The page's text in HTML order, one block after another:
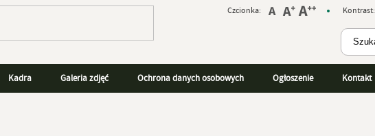
Czcionka: Kontrast:
Kadra Galeria zdjęć Ochrona danych osobowych Ogłoszenie Kontakt